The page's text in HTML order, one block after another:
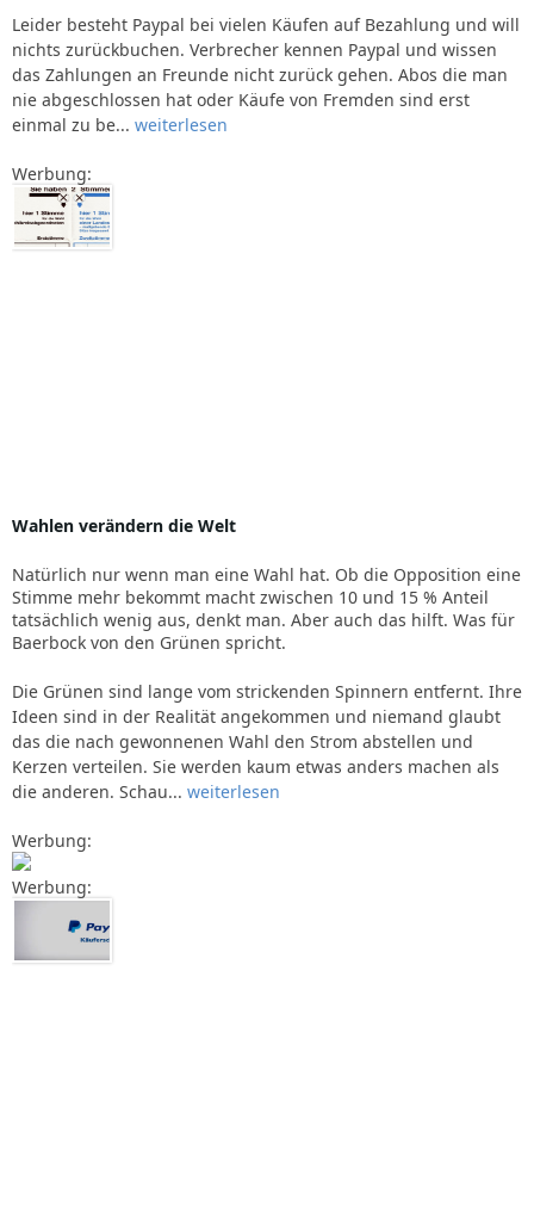
Leider besteht Paypal bei vielen Käufen auf Bezahlung und will
nichts zurückbuchen. Verbrecher kennen Paypal und wissen
das Zahlungen an Freunde nicht zurück gehen. Abos die man
nie abgeschlossen hat oder Käufe von Fremden sind erst
einmal zu be... weiterlesen
Werbung:
Wahlen verändern die Welt
Natürlich nur wenn man eine Wahl hat. Ob die Opposition eine
Stimme mehr bekommt macht zwischen 10 und 15 % Anteil
tatsächlich wenig aus, denkt man. Aber auch das hilft. Was für
Baerbock von den Grünen spricht.
Die Grünen sind lange vom strickenden Spinnern entfernt. Ihre
Ideen sind in der Realität angekommen und niemand glaubt
das die nach gewonnenen Wahl den Strom abstellen und
Kerzen verteilen. Sie werden kaum etwas anders machen als
die anderen. Schau... weiterlesen
Werbung:
Werbung: